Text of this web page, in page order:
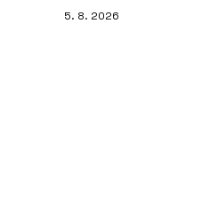
5. 8. 2026